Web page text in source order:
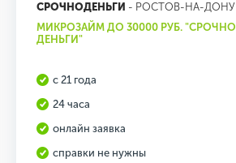
СРОЧНОДЕНЬГИ - РОСТОВ-НА-ДОНУ
МИКРОЗАЙМ ДО 30000 РУБ. "СРОЧНО
ДЕНЬГИ"
с 21 года
24 часа
онлайн заявка
справки не нужны